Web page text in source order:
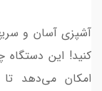
کنید! این دستگاه
امکان می‌دهد